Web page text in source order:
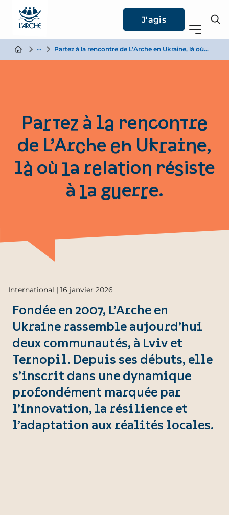
J'agis
Actualité Partez à la rencontre de L’Arche en Ukraine, là où la relation résiste à la guerre.
Partez à la rencontre
de L’Arche en Ukraine,
là où la relation résiste
à la guerre.
Fondée en 2007, L’Arche en
Ukraine rassemble aujourd’hui
deux communautés, à Lviv et
Ternopil. Depuis ses débuts, elle
s’inscrit dans une dynamique
profondément marquée par
l’innovation, la résilience et
l’adaptation aux réalités locales.
International | 16 janvier 2026